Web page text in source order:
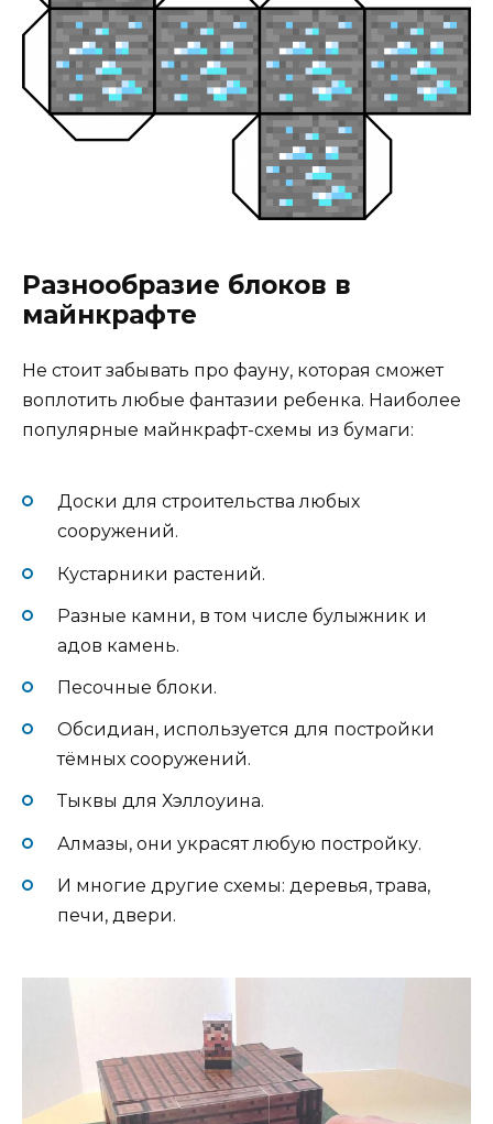
Разнообразие блоков в
майнкрафте
Не стоит забывать про фауну, которая сможет
воплотить любые фантазии ребенка. Наиболее
популярные майнкрафт-схемы из бумаги:
Доски для строительства любых
сооружений.
Кустарники растений.
Разные камни, в том числе булыжник и
адов камень.
Песочные блоки.
Обсидиан, используется для постройки
тёмных сооружений.
Тыквы для Хэллоуина.
Алмазы, они украсят любую постройку.
И многие другие схемы: деревья, трава,
печи, двери.